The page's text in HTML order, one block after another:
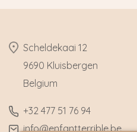
​Scheldekaai 12
9690 Kluisbergen
​Belgium
​+32 477 51 76 94
​info@enfantterrible.be